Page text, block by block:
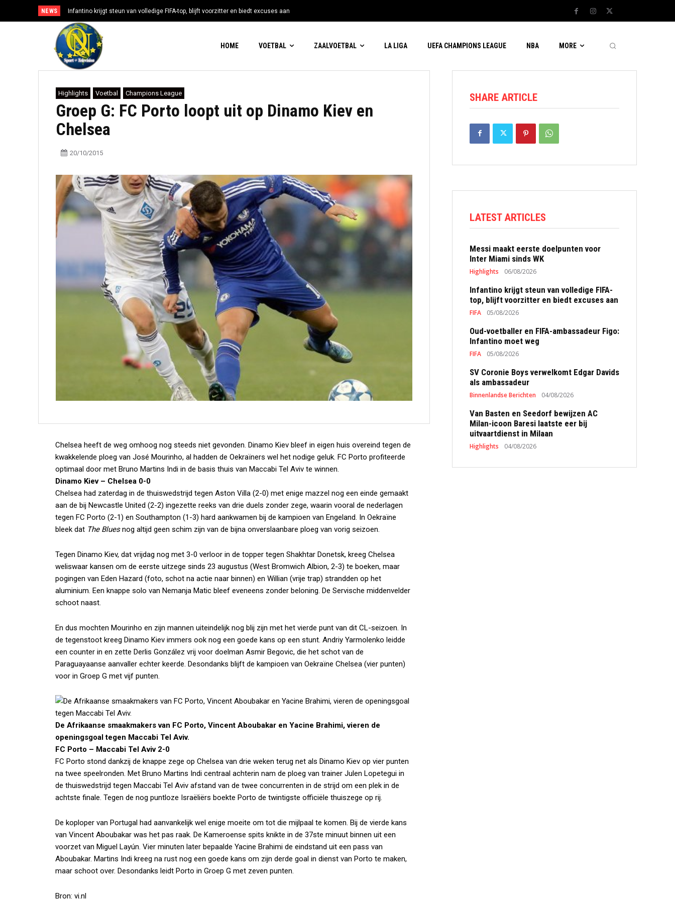
NEWS Infantino krijgt steun van volledige FIFA-top, blijft voorzitter en biedt excuses aan
HOME VOETBAL ZAALVOETBAL LA LIGA UEFA CHAMPIONS LEAGUE NBA MORE
Highlights Voetbal Champions League
Groep G: FC Porto loopt uit op Dinamo Kiev en
Chelsea
20/10/2015
Chelsea heeft de weg omhoog nog steeds niet gevonden. Dinamo Kiev bleef in eigen huis overeind tegen de
kwakkelende ploeg van José Mourinho, al hadden de Oekraïners wel het nodige geluk. FC Porto profiteerde
optimaal door met Bruno Martins Indi in de basis thuis van Maccabi Tel Aviv te winnen.
Dinamo Kiev – Chelsea 0-0
Chelsea had zaterdag in de thuiswedstrijd tegen Aston Villa (2-0) met enige mazzel nog een einde gemaakt
aan de bij Newcastle United (2-2) ingezette reeks van drie duels zonder zege, waarin vooral de nederlagen
tegen FC Porto (2-1) en Southampton (1-3) hard aankwamen bij de kampioen van Engeland. In Oekraïne
bleek dat The Bluesnog altijd geen schim zijn van de bijna onverslaanbare ploeg van vorig seizoen.
Tegen Dinamo Kiev, dat vrijdag nog met 3-0 verloor in de topper tegen Shakhtar Donetsk, kreeg Chelsea
weliswaar kansen om de eerste uitzege sinds 23 augustus (West Bromwich Albion, 2-3) te boeken, maar
pogingen van Eden Hazard (foto, schot na actie naar binnen) en Willian (vrije trap) strandden op het
aluminium. Een knappe solo van Nemanja Matic bleef eveneens zonder beloning. De Servische middenvelder
schoot naast.
En dus mochten Mourinho en zijn mannen uiteindelijk nog blij zijn met het vierde punt van dit CL-seizoen. In
de tegenstoot kreeg Dinamo Kiev immers ook nog een goede kans op een stunt. Andriy Yarmolenko leidde
een counter in en zette Derlis González vrij voor doelman Asmir Begovic, die het schot van de
Paraguayaanse aanvaller echter keerde. Desondanks blijft de kampioen van Oekraïne Chelsea (vier punten)
voor in Groep G met vijf punten.
De Afrikaanse smaakmakers van FC Porto, Vincent Aboubakar en Yacine Brahimi, vieren de
openingsgoal tegen Maccabi Tel Aviv.
FC Porto – Maccabi Tel Aviv 2-0
FC Porto stond dankzij de knappe zege op Chelsea van drie weken terug net als Dinamo Kiev op vier punten
na twee speelronden. Met Bruno Martins Indi centraal achterin nam de ploeg van trainer Julen Lopetegui in
de thuiswedstrijd tegen Maccabi Tel Aviv afstand van de twee concurrenten in de strijd om een plek in de
achtste finale. Tegen de nog puntloze Israëliërs boekte Porto de twintigste officiële thuiszege op rij.
De koploper van Portugal had aanvankelijk wel enige moeite om tot die mijlpaal te komen. Bij de vierde kans
van Vincent Aboubakar was het pas raak. De Kameroense spits knikte in de 37ste minuut binnen uit een
voorzet van Miguel Layún. Vier minuten later bepaalde Yacine Brahimi de eindstand uit een pass van
Aboubakar. Martins Indi kreeg na rust nog een goede kans om zijn derde goal in dienst van Porto te maken,
maar schoot over. Desondanks leidt Porto in Groep G met zeven punten.
Bron: vi.nl
SHARE ARTICLE
LATEST ARTICLES
Messi maakt eerste doelpunten voor
Inter Miami sinds WK
Highlights 06/08/2026
Infantino krijgt steun van volledige FIFA-
top, blijft voorzitter en biedt excuses aan
FIFA 05/08/2026
Oud-voetballer en FIFA-ambassadeur Figo:
Infantino moet weg
FIFA 05/08/2026
SV Coronie Boys verwelkomt Edgar Davids
als ambassadeur
Binnenlandse Berichten 04/08/2026
Van Basten en Seedorf bewijzen AC
Milan-icoon Baresi laatste eer bij
uitvaartdienst in Milaan
Highlights 04/08/2026